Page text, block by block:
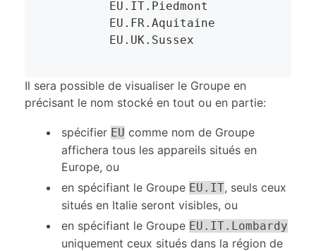
	EU.UK.Sussex
Il sera possible de visualiser le Groupe en
précisant le nom stocké en tout ou en partie:
spécifier EU comme nom de Groupe
affichera tous les appareils situés en
Europe, ou
en spécifiant le Groupe EU.IT, seuls ceux
situés en Italie seront visibles, ou
en spécifiant le Groupe EU.IT.Lombardy
uniquement ceux situés dans la région de